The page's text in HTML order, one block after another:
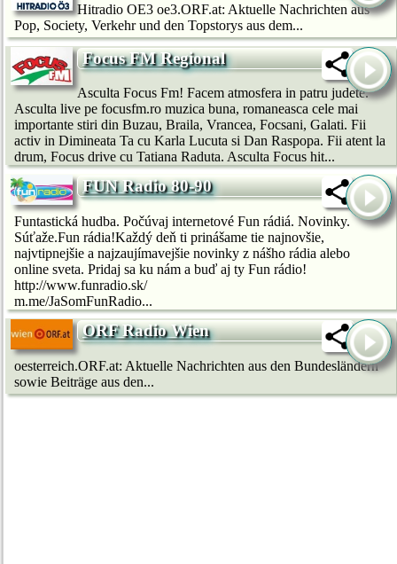
Hitradio OE3 oe3.ORF.at: Aktuelle Nachrichten aus
Pop, Society, Verkehr und den Topstorys aus dem...
Focus FM Regional
Asculta Focus Fm! Facem atmosfera in patru judete.
Asculta live pe focusfm.ro muzica buna, romaneasca cele mai
importante stiri din Buzau, Braila, Vrancea, Focsani, Galati. Fii
activ in Dimineata Ta cu Karla Lucuta si Dan Raspopa. Fii atent la
drum, Focus drive cu Tatiana Raduta. Asculta Focus hit...
FUN Radio 80-90
Funtastická hudba. Počúvaj internetové Fun rádiá. Novinky.
Súťaže.Fun rádia!Každý deň ti prinášame tie najnovšie,
najvtipnejšie a najzaujímavejšie novinky z nášho rádia alebo
online sveta. Pridaj sa ku nám a buď aj ty Fun rádio!
http://www.funradio.sk/
m.me/JaSomFunRadio...
ORF Radio Wien
oesterreich.ORF.at: Aktuelle Nachrichten aus den Bundesländern
sowie Beiträge aus den...